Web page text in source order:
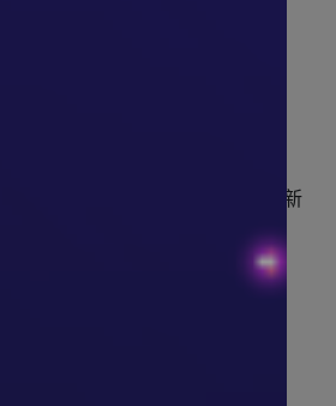
宅急便、台灣宅配通／大嘴鳥、新